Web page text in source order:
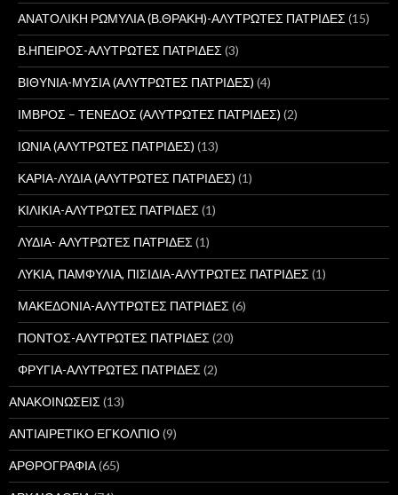
ΑΝΑΤΟΛΙΚΗ ΡΩΜΥΛΙΑ (Β.ΘΡΑΚΗ)-ΑΛΥΤΡΩΤΕΣ ΠΑΤΡΙΔΕΣ (15)
Β.ΗΠΕΙΡΟΣ-ΑΛΥΤΡΩΤΕΣ ΠΑΤΡΙΔΕΣ (3)
ΒΙΘΥΝΙΑ-ΜΥΣΙΑ (ΑΛΥΤΡΩΤΕΣ ΠΑΤΡΙΔΕΣ) (4)
ΙΜΒΡΟΣ – ΤΕΝΕΔΟΣ (ΑΛΥΤΡΩΤΕΣ ΠΑΤΡΙΔΕΣ) (2)
ΙΩΝΙΑ (ΑΛΥΤΡΩΤΕΣ ΠΑΤΡΙΔΕΣ) (13)
ΚΑΡΙΑ-ΛΥΔΙΑ (ΑΛΥΤΡΩΤΕΣ ΠΑΤΡΙΔΕΣ) (1)
ΚΙΛΙΚΙΑ-ΑΛΥΤΡΩΤΕΣ ΠΑΤΡΙΔΕΣ (1)
ΛΥΔΙΑ- ΑΛΥΤΡΩΤΕΣ ΠΑΤΡΙΔΕΣ (1)
ΛΥΚΙΑ, ΠΑΜΦΥΛΙΑ, ΠΙΣΙΔΙΑ-ΑΛΥΤΡΩΤΕΣ ΠΑΤΡΙΔΕΣ (1)
ΜΑΚΕΔΟΝΙΑ-ΑΛΥΤΡΩΤΕΣ ΠΑΤΡΙΔΕΣ (6)
ΠΟΝΤΟΣ-ΑΛΥΤΡΩΤΕΣ ΠΑΤΡΙΔΕΣ (20)
ΦΡΥΓΙΑ-ΑΛΥΤΡΩΤΕΣ ΠΑΤΡΙΔΕΣ (2)
ΑΝΑΚΟΙΝΩΣΕΙΣ (13)
ΑΝΤΙΑΙΡΕΤΙΚΟ ΕΓΚΟΛΠΙΟ(9)
ΑΡΘΡΟΓΡΑΦΙΑ(65)